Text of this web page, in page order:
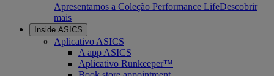
Apresentamos a Coleção Performance LifeDescobrir
mais
Inside ASICS
Aplicativo ASICS
A app ASICS
Aplicativo Runkeeper™